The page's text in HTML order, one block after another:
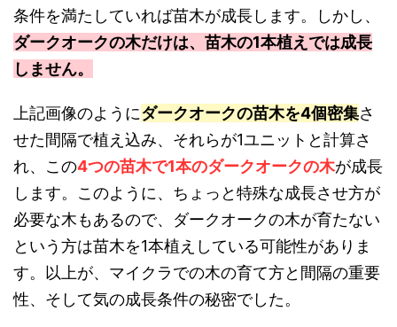
条件を満たしていれば苗木が成長します。しかし、
ダークオークの木だけは、苗木の1本植えでは成長
しません。
上記画像のようにダークオークの苗木を4個密集さ
せた間隔で植え込み、それらが1ユニットと計算さ
れ、この4つの苗木で1本のダークオークの木が成長
します。このように、ちょっと特殊な成長させ方が
必要な木もあるので、ダークオークの木が育たない
という方は苗木を1本植えしている可能性がありま
す。以上が、マイクラでの木の育て方と間隔の重要
性、そして気の成長条件の秘密でした。